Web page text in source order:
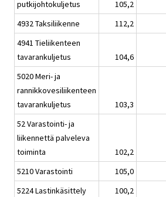
putkijohtokuljetus
105,2
4932 Taksiliikenne
112,2
4941 Tieliikenteen
tavarankuljetus
104,6
5020 Meri- ja
rannikkovesiliikenteen
tavarankuljetus
103,3
52 Varastointi- ja
liikennettä palveleva
toiminta
102,2
5210 Varastointi
105,0
5224 Lastinkäsittely
100,2